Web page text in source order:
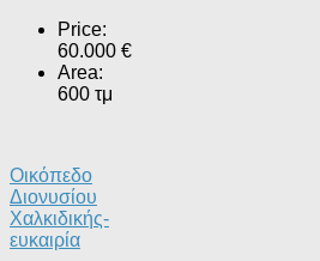
Price:
60.000 €
Area:
600 τμ
Οικόπεδο
Διονυσίου
Χαλκιδικής-
ευκαιρία